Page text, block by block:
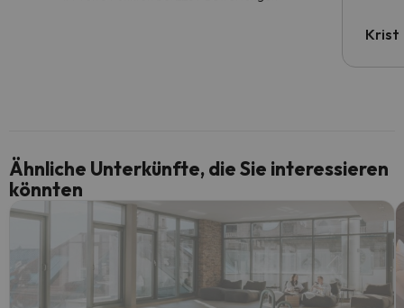
Krist
Ähnliche Unterkünfte, die Sie interessieren
könnten